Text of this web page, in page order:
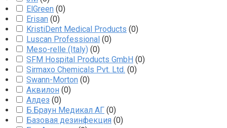
ElGreen (0)
Erisan (0)
KristiDent Medical Products (0)
Luscan Professional (0)
Meso-relle (Italy) (0)
SFM Hospital Products GmbH (0)
Sirmaxo Chemicals Pvt. Ltd. (0)
Swann-Morton (0)
Аквилон (0)
Алдез (0)
Б.Браун Медикал АГ (0)
Базовая дезинфекция (0)